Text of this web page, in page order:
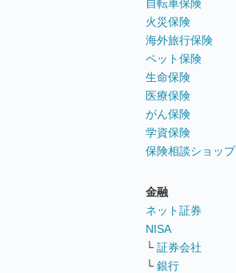
自転車保険
火災保険
海外旅行保険
ペット保険
生命保険
医療保険
がん保険
学資保険
保険相談ショップ
金融
ネット証券
NISA
└ 証券会社
└ 銀行